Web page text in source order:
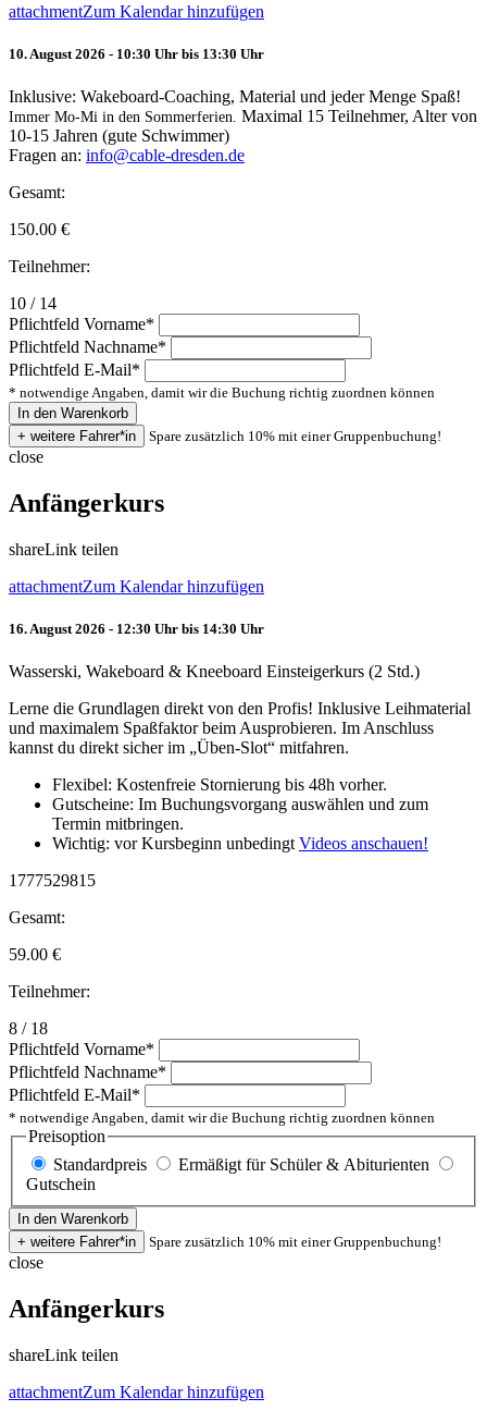
attachmentZum Kalendar hinzufügen
10. August 2026 - 10:30 Uhr bis 13:30 Uhr
Inklusive: Wakeboard-Coaching, Material und jeder Menge Spaß!
Immer Mo-Mi in den Sommerferien. Maximal 15 Teilnehmer, Alter von
10-15 Jahren (gute Schwimmer)
Fragen an: info@cable-dresden.de
Gesamt:
150.00 €
Teilnehmer:
10 / 14
Pflichtfeld Vorname*
Pflichtfeld Nachname*
Pflichtfeld E-Mail*
* notwendige Angaben, damit wir die Buchung richtig zuordnen können
Spare zusätzlich 10% mit einer Gruppenbuchung!
close
Anfängerkurs
shareLink teilen
attachmentZum Kalendar hinzufügen
16. August 2026 - 12:30 Uhr bis 14:30 Uhr
Wasserski, Wakeboard & Kneeboard Einsteigerkurs (2 Std.)
Lerne die Grundlagen direkt von den Profis! Inklusive Leihmaterial
und maximalem Spaßfaktor beim Ausprobieren. Im Anschluss
kannst du direkt sicher im „Üben-Slot“ mitfahren.
Flexibel: Kostenfreie Stornierung bis 48h vorher.
Gutscheine: Im Buchungsvorgang auswählen und zum
Termin mitbringen.
Wichtig: vor Kursbeginn unbedingt Videos anschauen!
1777529815
Gesamt:
59.00 €
Teilnehmer:
8 / 18
Pflichtfeld Vorname*
Pflichtfeld Nachname*
Pflichtfeld E-Mail*
* notwendige Angaben, damit wir die Buchung richtig zuordnen können
Preisoption
Standardpreis
Ermäßigt für Schüler & Abiturienten
Gutschein
Spare zusätzlich 10% mit einer Gruppenbuchung!
close
Anfängerkurs
shareLink teilen
attachmentZum Kalendar hinzufügen